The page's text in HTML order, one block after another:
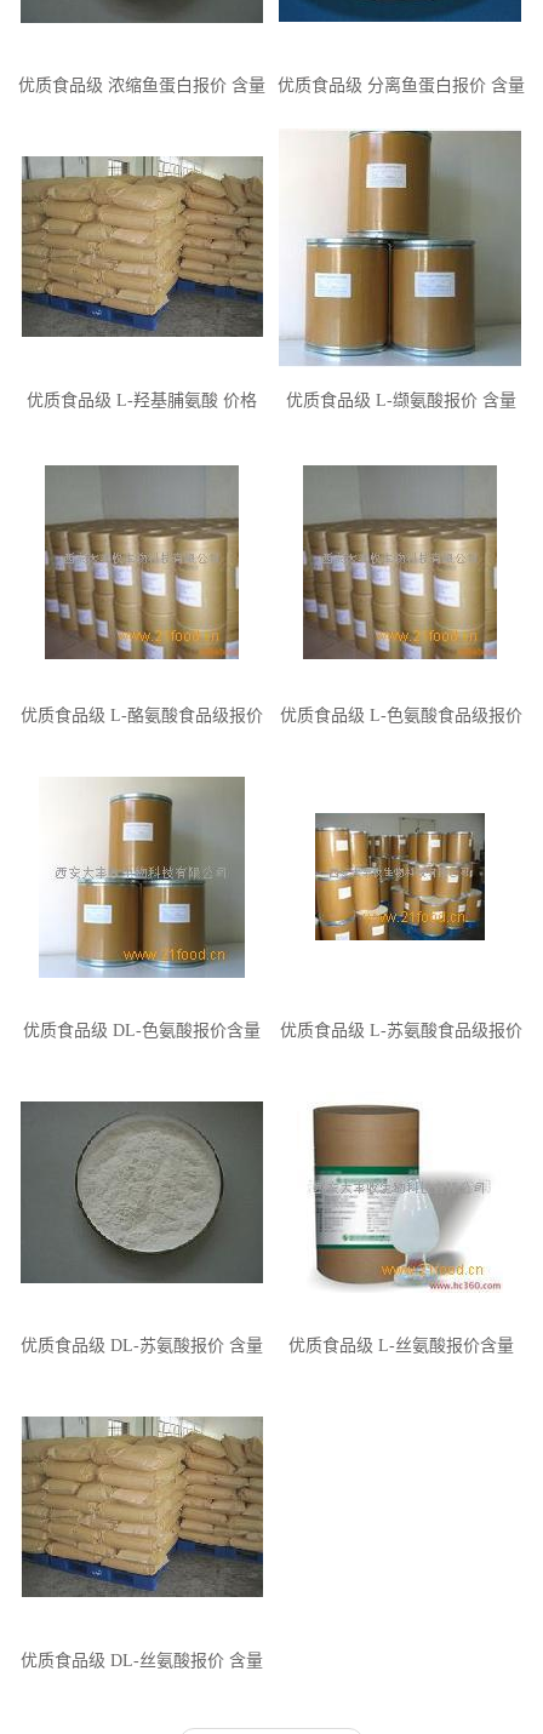
优质食品级 浓缩鱼蛋白报价 含量
优质食品级 分离鱼蛋白报价 含量
优质食品级 L-羟基脯氨酸 价格
优质食品级 L-缬氨酸报价 含量
优质食品级 L-酪氨酸食品级报价
优质食品级 L-色氨酸食品级报价
优质食品级 DL-色氨酸报价含量
优质食品级 L-苏氨酸食品级报价
优质食品级 DL-苏氨酸报价 含量
优质食品级 L-丝氨酸报价含量
优质食品级 DL-丝氨酸报价 含量